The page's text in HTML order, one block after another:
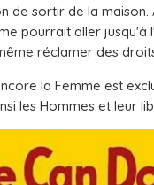
de sortir de la maison.
pourrait aller jusqu'à
réclamer des
la Femme est
les Hommes et leur